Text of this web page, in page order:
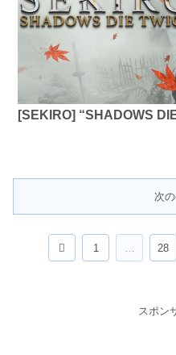
[SEKIRO] “SHADOWS
次
前 1 … 28
スポン